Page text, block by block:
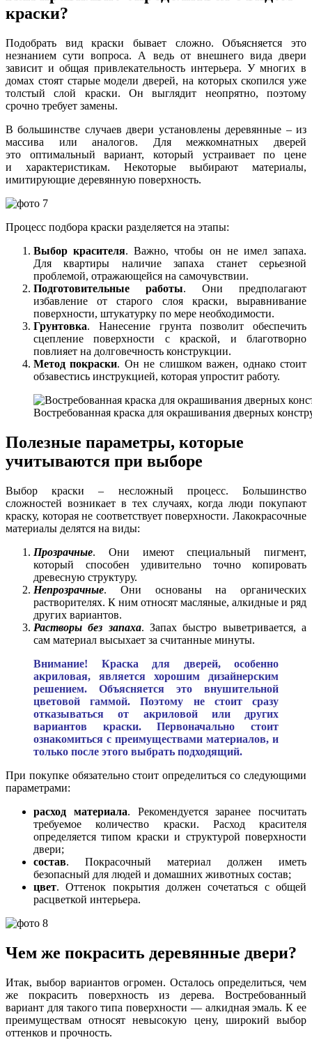
краски?
Подобрать вид краски бывает сложно. Объясняется это
незнанием сути вопроса. А ведь от внешнего вида двери
зависит и общая привлекательность интерьера. У многих в
домах стоят старые модели дверей, на которых скопился уже
толстый слой краски. Он выглядит неопрятно, поэтому
срочно требует замены.
В большинстве случаев двери установлены деревянные – из
массива или аналогов. Для межкомнатных дверей
это оптимальный вариант, который устраивает по цене
и характеристикам. Некоторые выбирают материалы,
имитирующие деревянную поверхность.
Процесс подбора краски разделяется на этапы:
Выбор красителя. Важно, чтобы он не имел запаха.
Для квартиры наличие запаха станет серьезной
проблемой, отражающейся на самочувствии.
Подготовительные работы. Они предполагают
избавление от старого слоя краски, выравнивание
поверхности, штукатурку по мере необходимости.
Грунтовка. Нанесение грунта позволит обеспечить
сцепление поверхности с краской, и благотворно
повлияет на долговечность конструкции.
Метод покраски. Он не слишком важен, однако стоит
обзавестись инструкцией, которая упростит работу.
Востребованная краска для окрашивания дверных
Полезные параметры, которые
учитываются при выборе
Выбор краски – несложный процесс. Большинство
сложностей возникает в тех случаях, когда люди покупают
краску, которая не соответствует поверхности. Лакокрасочные
материалы делятся на виды:
Прозрачные. Они имеют специальный пигмент,
который способен удивительно точно копировать
древесную структуру.
Непрозрачные. Они основаны на органических
растворителях. К ним относят масляные, алкидные и ряд
других вариантов.
Растворы без запаха. Запах быстро выветривается, а
сам материал высыхает за считанные минуты.
Внимание! Краска для дверей, особенно
акриловая, является хорошим дизайнерским
решением. Объясняется это внушительной
цветовой гаммой. Поэтому не стоит сразу
отказываться от акриловой или других
вариантов краски. Первоначально стоит
ознакомиться с преимуществами материалов, и
только после этого выбрать подходящий.
При покупке обязательно стоит определиться со следующими
параметрами:
расход материала. Рекомендуется заранее посчитать
требуемое количество краски. Расход красителя
определяется типом краски и структурой поверхности
двери;
состав. Покрасочный материал должен иметь
безопасный для людей и домашних животных состав;
цвет. Оттенок покрытия должен сочетаться с общей
расцветкой интерьера.
Чем же покрасить деревянные двери?
Итак, выбор вариантов огромен. Осталось определиться, чем
же покрасить поверхность из дерева. Востребованный
вариант для такого типа поверхности — алкидная эмаль. К ее
преимуществам относят невысокую цену, широкий выбор
оттенков и прочность.